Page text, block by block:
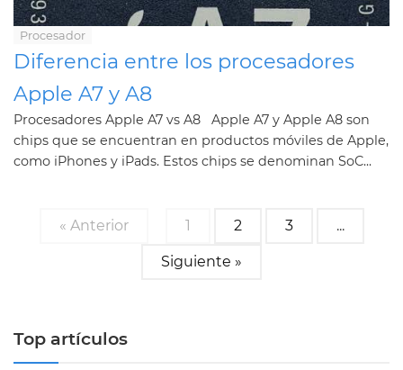
Procesador
Diferencia entre los procesadores
Apple A7 y A8
Procesadores Apple A7 vs A8 Apple A7 y Apple A8 son
chips que se encuentran en productos móviles de Apple,
como iPhones y iPads. Estos chips se denominan SoC...
« Anterior 1 2 3 ...
Siguiente »
Top artículos